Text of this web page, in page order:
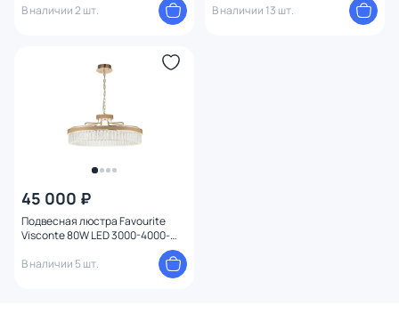
В наличии 2 шт.
холодный) 4304-6P
В наличии 13 шт.
45 000 ₽
Подвесная люстра Favourite
Visconte 80W LED 3000-4000-
холодный) 4304-8P
В наличии 5 шт.